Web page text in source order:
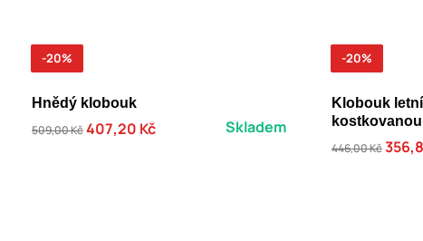
-20%
Hnědý klobouk
509,00 Kč407,20 Kč Skladem
-20%
Klobouk
446,00 Kč